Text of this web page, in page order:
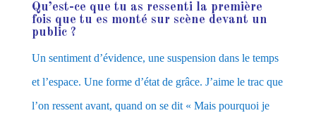
Qu’est-ce que tu as ressenti la première
fois que tu es monté sur scène devant un
public ?
Un sentiment d’évidence, une suspension dans le temps
et l’espace. Une forme d’état de grâce. J’aime le trac que
l’on ressent avant, quand on se dit « Mais pourquoi je